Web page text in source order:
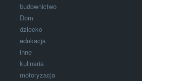
budownictwo
Dom
dziecko
edukacja
inne
kulinaria
motoryzacja